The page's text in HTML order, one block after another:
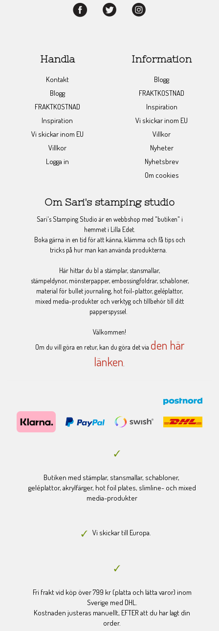
Handla
Kontakt
Blogg
FRAKTKOSTNAD
Inspiration
Vi skickar inom EU
Villkor
Logga in
Information
Blogg
FRAKTKOSTNAD
Inspiration
Vi skickar inom EU
Villkor
Nyheter
Nyhetsbrev
Om cookies
Om Sari's stamping studio
Sari's Stamping Studio är en webbshop med "butiken" i
hemmet i Lilla Edet.
Boka gärna in en tid för att känna, klämma och få tips och
tricks på hur man kan använda produkterna.
Här hittar du bl a stämplar, stansmallar,
stämpeldynor, mönsterpapper, embossingfoldrar, schabloner,
material för bullet journaling, hot foil-plattor, geléplattor,
mixed media-produkter och verktyg och tillbehör till ditt
papperspyssel.
Välkommen!
Om du vill göra en retur, kan du göra det via den här
länken.
Butiken med stämplar, stansmallar, schabloner,
geléplattor, akrylfärger, hot foil plates, slimline- och mixed
media-produkter
Vi skickar till Europa.
Fri frakt vid köp över 799 kr (platta och lätta varor) inom
Sverige med DHL.
Kostnaden justeras manuellt, EFTER att du har lagt din
order.